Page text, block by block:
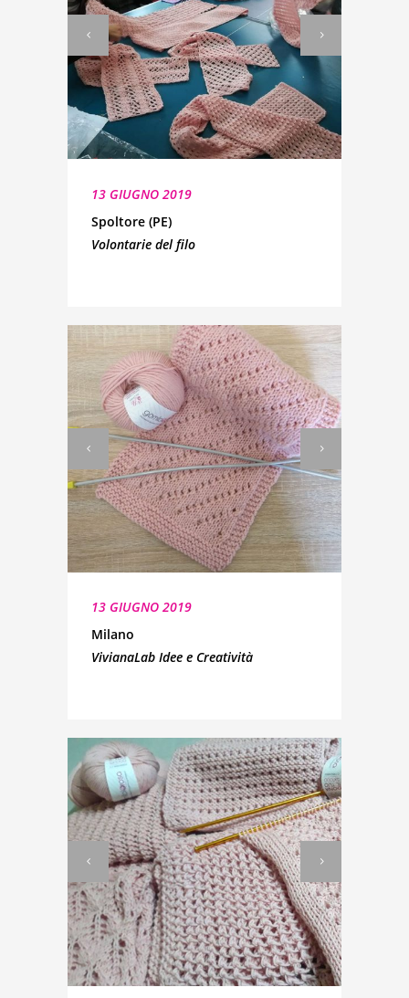
13 GIUGNO 2019
Spoltore (PE)
Volontarie del filo
13 GIUGNO 2019
Milano
VivianaLab Idee e Creatività